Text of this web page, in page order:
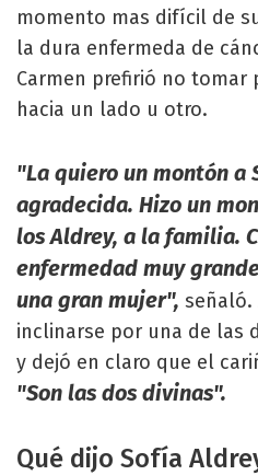
momento mas difícil de
la dura enfermeda de
Carmen prefirió no tomar
hacia un lado u otro.
"La quiero un montón a
agradecida. Hizo un
los Aldrey, a la familia.
enfermedad muy
una gran mujer", señaló.
inclinarse por una de las
y dejó en claro que el
"Son las dos divinas".
Qué dijo Sofía